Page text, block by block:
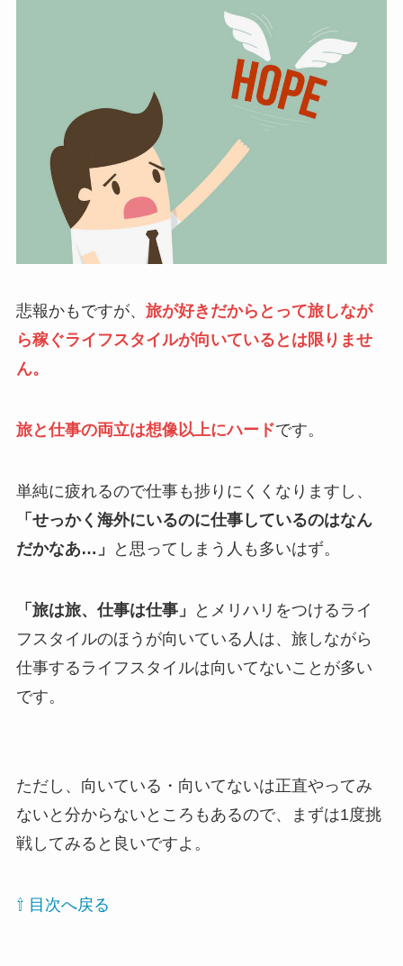
悲報かもですが、 旅が好きだからとって旅しなが
ら稼ぐライフスタイルが向いているとは限りませ
ん。
旅と仕事の両立は想像以上にハードです。
単純に疲れるので仕事も捗りにくくなりますし、
「せっかく海外にいるのに仕事しているのはなん
だかなあ…」
と思ってしまう人も多いはず。
「旅は旅、仕事は仕事」
とメリハリをつけるライ
フスタイルのほうが向いている人は、旅しながら
仕事するライフスタイルは向いてないことが多い
です。
ただし、向いている・向いてないは正直やってみ
ないと分からないところもあるので、まずは1度挑
戦してみると良いですよ。
⇧ 目次へ戻る